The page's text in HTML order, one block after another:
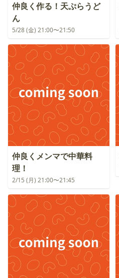
仲良く作る！天ぷらうど
ん
5/28 (金) 21:00〜21:50
仲良くメンマで中華料
理！
2/15 (月) 21:00〜21:45